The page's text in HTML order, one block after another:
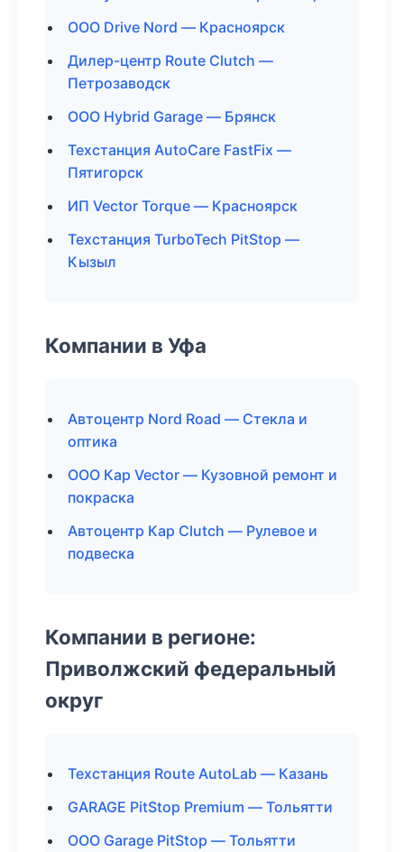
ООО Drive Nord — Красноярск
Дилер-центр Route Clutch —
Петрозаводск
ООО Hybrid Garage — Брянск
Техстанция AutoCare FastFix —
Пятигорск
ИП Vector Torque — Красноярск
Техстанция TurboTech PitStop —
Кызыл
Компании в Уфа
Автоцентр Nord Road — Стекла и
оптика
ООО Кар Vector — Кузовной ремонт и
покраска
Автоцентр Кар Clutch — Рулевое и
подвеска
Компании в регионе:
Приволжский федеральный
округ
Техстанция Route AutoLab — Казань
GARAGE PitStop Premium — Тольятти
ООО Garage PitStop — Тольятти